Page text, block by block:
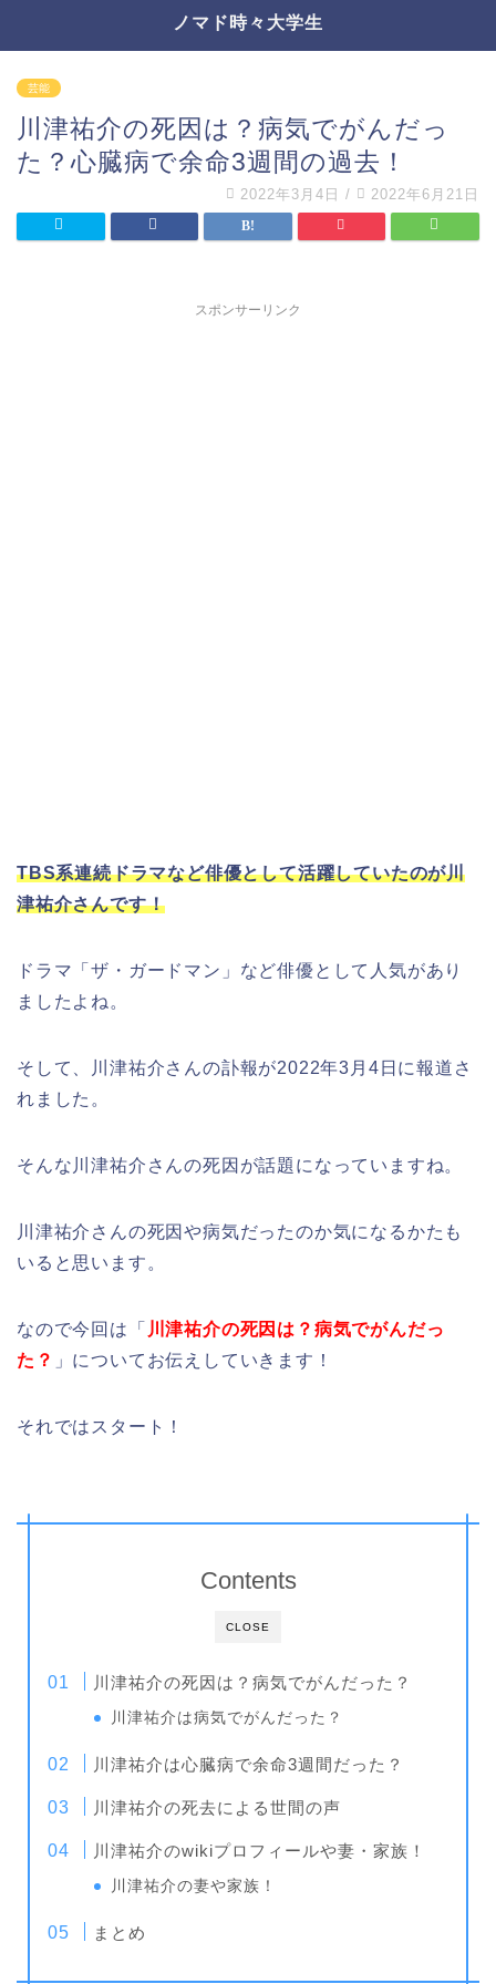
ノマド時々大学生
芸能
川津祐介の死因は？病気でがんだっ
た？心臓病で余命3週間の過去！
2022年3月4日 / 2022年6月21日
スポンサーリンク
TBS系連続ドラマなど俳優として活躍していたのが川
津祐介さんです！
ドラマ「ザ・ガードマン」など俳優として人気があり
ましたよね。
そして、川津祐介さんの訃報が2022年3月4日に報道さ
れました。
そんな川津祐介さんの死因が話題になっていますね。
川津祐介さんの死因や病気だったのか気になるかたも
いると思います。
なので今回は「 川津祐介の死因は？病気でがんだっ
た？ 」についてお伝えしていきます！
それではスタート！
CLOSE
Contents
川津祐介の死因は？病気でがんだった？
川津祐介は病気でがんだった？
川津祐介は心臓病で余命3週間だった？
川津祐介の死去による世間の声
川津祐介のwikiプロフィールや妻・家族！
川津祐介の妻や家族！
まとめ